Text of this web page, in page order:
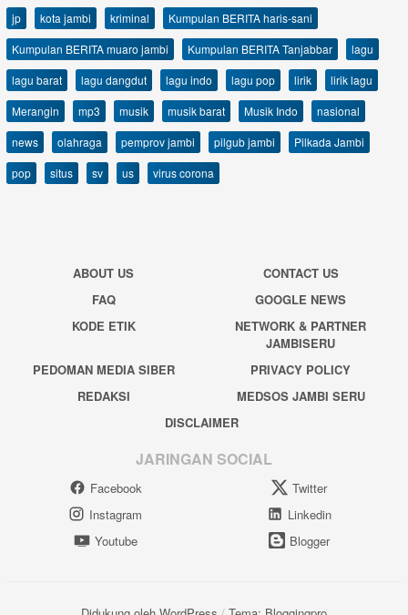
jp
kota jambi kriminal
Kumpulan BERITA haris-sani
Kumpulan BERITA muaro jambi
Kumpulan BERITA Tanjabbar
lagu
lagu barat
lagu dangdut lagu indo lagu pop lirik
lirik lagu
Merangin
mp3 musik musik barat Musik Indo
nasional
news
olahraga pemprov jambi pilgub jambi
Pilkada Jambi
pop
situs sv us virus corona
ABOUT US
CONTACT US
FAQ
GOOGLE NEWS
KODE ETIK
NETWORK & PARTNER
JAMBISERU
PEDOMAN MEDIA SIBER
PRIVACY POLICY
REDAKSI
MEDSOS JAMBI SERU
DISCLAIMER
JARINGAN SOCIAL
Facebook
Twitter
Instagram
Linkedin
Youtube
Blogger